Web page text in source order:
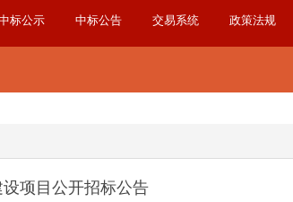
标公示 中标公告 交易系统 政策法规
项目公开招标公告